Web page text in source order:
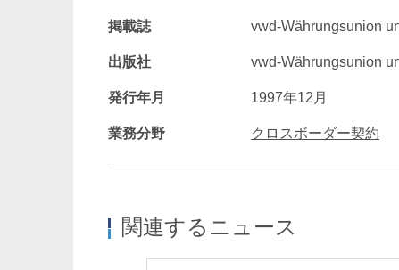
掲載誌 vwd-Währungsunion
出版社 vwd-Währungsunion
発行年月 1997年12月
業務分野 クロスボーダー契約
関連するニュース